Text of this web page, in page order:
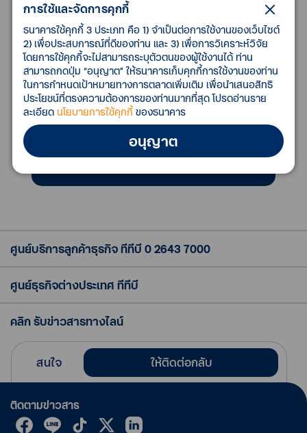
เงื่อนไขการให้สินเชื่อ
คุณสมบัติของลูกค้า
การใช้และจัดการคุกกี้
ธนาคารใช้คุกกี้ 3 ประเภท คือ 1) จำเป็นต่อการใช้งานของเว็บไซต์
2) เพื่อประสบการณ์ที่ดีของท่าน และ 3) เพื่อการวิเคราะห์วิจัย
โดยการใช้คุกกี้จะไม่สามารถระบุตัวตนของผู้ใช้งานได้ ท่าน
สามารถกดปุ่ม “อนุญาต” ให้ธนาคารเก็บคุกกี้การใช้งานของท่าน
ในการกำหนดเป้าหมายทางการตลาดเพิ่มเติม เพื่อนำเสนอสิทธิ
ประโยชน์ที่ตรงความต้องการของท่านมากที่สุด โปรดอ่านราย
ละเอียด นโยบายการใช้คุกกี้ ของธนาคาร
อนุญาต
ศูนย์บริการลูกค้าธุรกิจ ทีทีบี 0 2643 7000
ศูนย์ธุรกิจต่างประเทศ ทีทีบี
คลิก รับข่าวสารทางไลน์
สนใจ ให้ติดต่อกลับ
ติดตามข่าวสาร